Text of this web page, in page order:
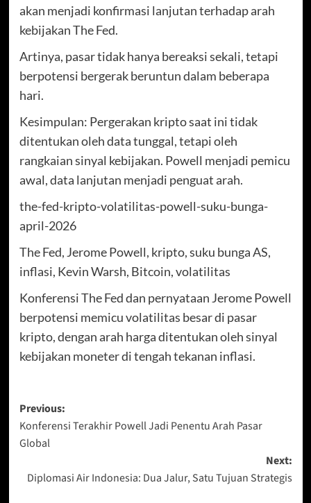
akan menjadi konfirmasi lanjutan terhadap arah
kebijakan The Fed.
Artinya, pasar tidak hanya bereaksi sekali, tetapi
berpotensi bergerak beruntun dalam beberapa
hari.
Kesimpulan: Pergerakan kripto saat ini tidak
ditentukan oleh data tunggal, tetapi oleh
rangkaian sinyal kebijakan. Powell menjadi pemicu
awal, data lanjutan menjadi penguat arah.
the-fed-kripto-volatilitas-powell-suku-bunga-
april-2026
The Fed, Jerome Powell, kripto, suku bunga AS,
inflasi, Kevin Warsh, Bitcoin, volatilitas
Konferensi The Fed dan pernyataan Jerome Powell
berpotensi memicu volatilitas besar di pasar
kripto, dengan arah harga ditentukan oleh sinyal
kebijakan moneter di tengah tekanan inflasi.
Post
navigation
Previous:
Konferensi Terakhir Powell Jadi Penentu Arah Pasar
Global
Next:
Diplomasi Air Indonesia: Dua Jalur, Satu Tujuan Strategis